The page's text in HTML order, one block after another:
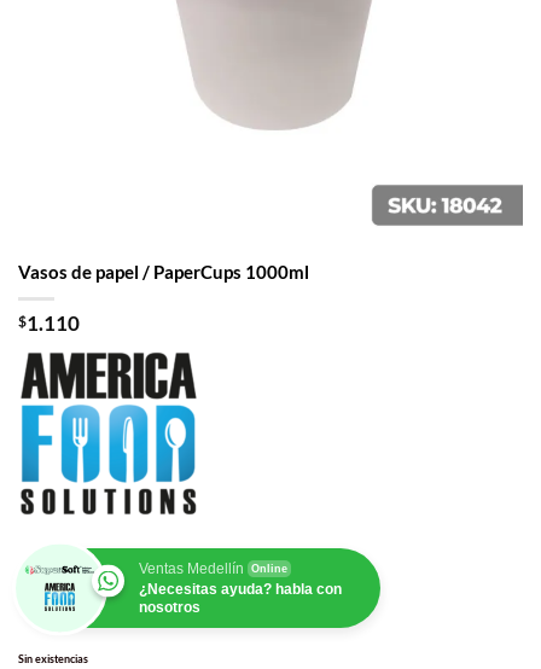
Vasos de papel / PaperCups 1000ml
$1.110
Ventas Medellín Online
¿Necesitas ayuda? habla con
nosotros
Sin existencias